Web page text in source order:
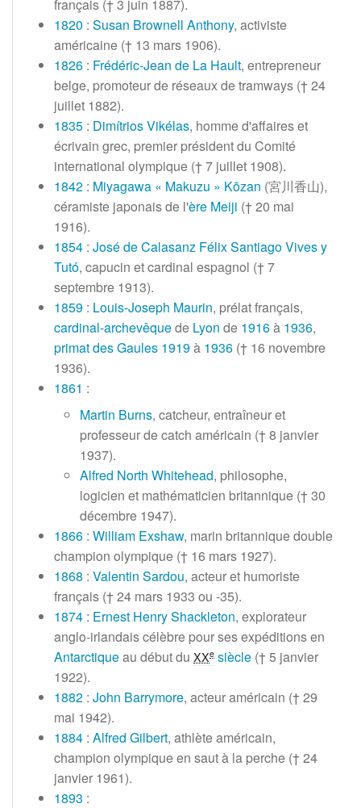
français (†3 juin 1887).
1820 : Susan Brownell Anthony, activiste
américaine († 13 mars 1906).
1826 : Frédéric-Jean de La Hault, entrepreneur
belge, promoteur de réseaux de tramways (†24
juillet 1882).
1835 : Dimítrios Vikélas, homme d'affaires et
écrivain grec, premier président du Comité
international olympique (†7 juillet 1908).
1842 : Miyagawa « Makuzu » Kōzan (宮川香山),
céramiste japonais de l'ère Meiji (†20 mai
1916).
1854 : José de Calasanz Félix Santiago Vives y
Tutó, capucin et cardinal espagnol (†7
septembre 1913).
1859 : Louis-Joseph Maurin, prélat français,
cardinal-archevêquede Lyon de 1916à 1936,
primat des Gaules 1919à 1936 († 16 novembre
1936).
1861 :
Martin Burns, catcheur, entraîneur et
professeur de catch américain (†8 janvier
1937).
Alfred North Whitehead, philosophe,
logicien et mathématicien britannique (†30
décembre 1947).
1866 : William Exshaw, marin britannique double
champion olympique († 16 mars 1927).
1868 : Valentin Sardou, acteur et humoriste
français (†24 mars 1933 ou -35).
1874 : Ernest Henry Shackleton, explorateur
anglo-irlandais célèbre pour ses expéditions en
Antarctiqueau début du XXe siècle (†5 janvier
1922).
1882 : John Barrymore, acteur américain (†29
mai 1942).
1884 : Alfred Gilbert, athlète américain,
champion olympique en saut à la perche (†24
janvier 1961).
1893 :